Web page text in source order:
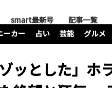
smart最新号 記事一覧
ーカー 占い 芸能 グルメ
ッとした」ホ